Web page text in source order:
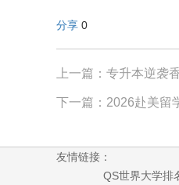
分享 0
上一篇：专升本逆袭
下一篇：2026赴美留
友情链接：
QS世界大学排